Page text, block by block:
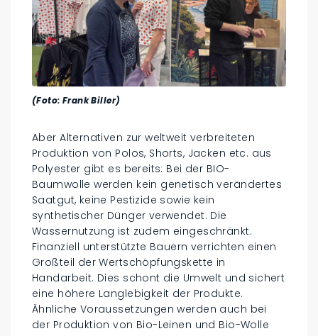
(Foto: Frank Biller)
Aber Alternativen zur weltweit verbreiteten
Produktion von Polos, Shorts, Jacken etc. aus
Polyester gibt es bereits: Bei der BIO-
Baumwolle werden kein genetisch verändertes
Saatgut, keine Pestizide sowie kein
synthetischer Dünger verwendet. Die
Wassernutzung ist zudem eingeschränkt.
Finanziell unterstützte Bauern verrichten einen
Großteil der Wertschöpfungskette in
Handarbeit. Dies schont die Umwelt und sichert
eine höhere Langlebigkeit der Produkte.
Ähnliche Voraussetzungen werden auch bei
der Produktion von Bio-Leinen und Bio-Wolle